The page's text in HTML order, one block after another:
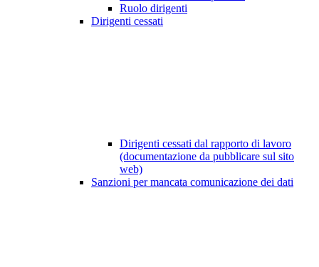
Ruolo dirigenti
Dirigenti cessati
Dirigenti cessati dal rapporto di lavoro
(documentazione da pubblicare sul sito
web)
Sanzioni per mancata comunicazione dei dati